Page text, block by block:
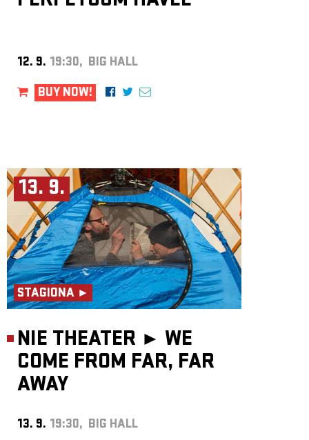
12. 9. 19:30, BIG HALL
BUY NOW!
13. 9.
STAGIONA ►
NIE THEATER ► WE
COME FROM FAR, FAR
AWAY
13. 9. 19:30, BIG HALL